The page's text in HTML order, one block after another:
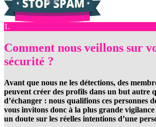
1.
Comment nous veillons sur
sécurité ?
Avant que nous ne les détections, des
peuvent créer des profils dans un but autre
d’échanger : nous qualifions ces personnes
vous invitons donc à la plus grande
un doute sur les réelles intentions d’une